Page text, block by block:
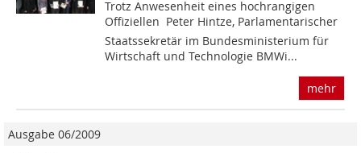
Trotz Anwesenheit eines hochrangigen
Offiziellen  Peter Hintze, Parlamentarischer
Staatssekretär im Bundesministerium für
Wirtschaft und Technologie BMWi...
mehr
Ausgabe 06/2009